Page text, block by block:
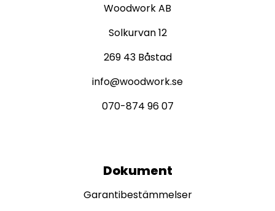
Woodwork AB
Solkurvan 12
269 43 Båstad
info@woodwork.se
070-874 96 07
Dokument
Garantibestämmelser